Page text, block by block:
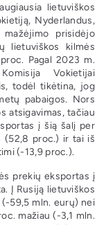
lietuviškos
Nyderlandus,
prisidėjo
lietuviškos kilmės
Pagal 2023 m.
Vokietijai
todėl tikėtina, jog
pabaigos. Nors
atsigavimas, tačiau
į šią šalį per
(52,8 proc.) ir tai iš
(-13,9 proc.).
prekių eksportas į
Į Rusiją lietuviškos
59,5 mln. eurų) nei
mažiau (-3,1 mln.